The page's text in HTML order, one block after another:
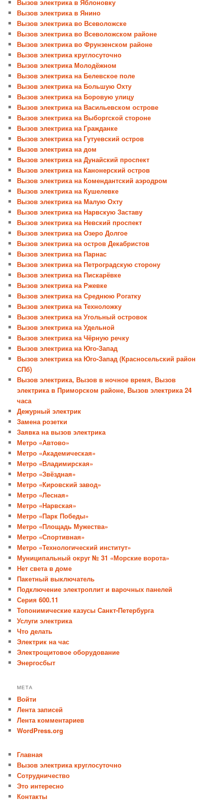
Вызов электрика в Яблоновку
Вызов электрика в Янино
Вызов электрика во Всеволожске
Вызов электрика во Всеволожском районе
Вызов электрика во Фрунзенском районе
Вызов электрика круглосуточно
Вызов электрика Молодёжном
Вызов электрика на Белевское поле
Вызов электрика на Большую Охту
Вызов электрика на Боровую улицу
Вызов электрика на Васильевском острове
Вызов электрика на Выборгской стороне
Вызов электрика на Гражданке
Вызов электрика на Гутуевский остров
Вызов электрика на дом
Вызов электрика на Дунайский проспект
Вызов электрика на Канонерский остров
Вызов электрика на Комендантский аэродром
Вызов электрика на Кушелевке
Вызов электрика на Малую Охту
Вызов электрика на Нарвскую Заставу
Вызов электрика на Невский проспект
Вызов электрика на Озеро Долгое
Вызов электрика на остров Декабристов
Вызов электрика на Парнас
Вызов электрика на Петроградскую сторону
Вызов электрика на Пискарёвке
Вызов электрика на Ржевке
Вызов электрика на Среднюю Рогатку
Вызов электрика на Техноложку
Вызов электрика на Угольный островок
Вызов электрика на Удельной
Вызов электрика на Чёрную речку
Вызов электрика на Юго-Запад
Вызов электрика на Юго-Запад (Красносельский район
СПб)
Вызов электрика, Вызов в ночное время, Вызов
электрика в Приморском районе, Вызов электрика 24
часа
Дежурный электрик
Замена розетки
Заявка на вызов электрика
Метро «Автово»
Метро «Академическая»
Метро «Владимирская»
Метро «Звёздная»
Метро «Кировский завод»
Метро «Лесная»
Метро «Нарвская»
Метро «Парк Победы»
Метро «Площадь Мужества»
Метро «Спортивная»
Метро «Технологический институт»
Муниципальный округ № 31 «Морские ворота»
Нет света в доме
Пакетный выключатель
Подключение электроплит и варочных панелей
Серия 600.11
Топонимические казусы Санкт-Петербурга
Услуги электрика
Что делать
Электрик на час
Электрощитовое оборудование
Энергосбыт
МЕТА
Войти
Лента записей
Лента комментариев
WordPress.org
Главная
Вызов электрика круглосуточно
Сотрудничество
Это интересно
Контакты